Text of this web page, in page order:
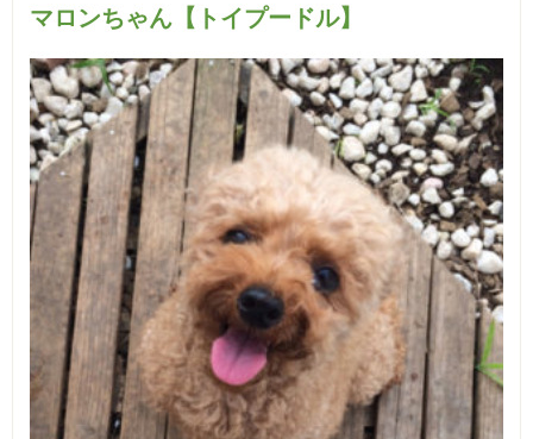
マロンちゃん【トイプードル】